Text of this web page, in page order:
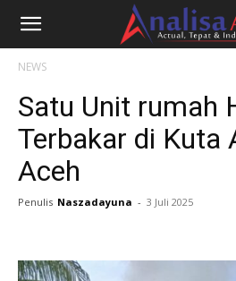
NEWS
Satu Unit rumah
Terbakar di Kuta
Aceh
Penulis Naszadayuna - 3 Juli 2025